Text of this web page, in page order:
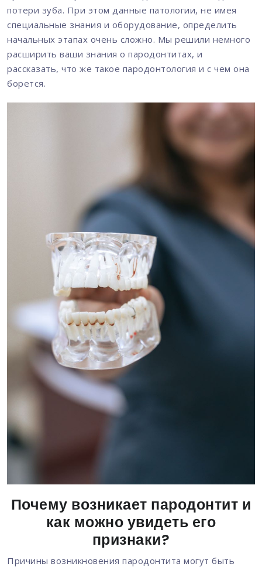
потери зуба. При этом данные патологии, не имея
специальные знания и оборудование, определить
начальных этапах очень сложно. Мы решили немного
расширить ваши знания о пародонтитах, и
рассказать, что же такое пародонтология и с чем она
борется.
Почему возникает пародонтит и
как можно увидеть его
признаки?
Причины возникновения пародонтита могут быть